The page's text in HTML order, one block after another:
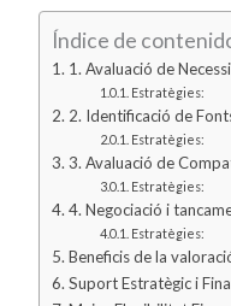
Índice de
1. Avaluació de
Estratègies:
2. Identificació de
Estratègies:
3. Avaluació de
Estratègies:
4. Negociació i
Estratègies:
Beneficis de la
Suport Estratègic i